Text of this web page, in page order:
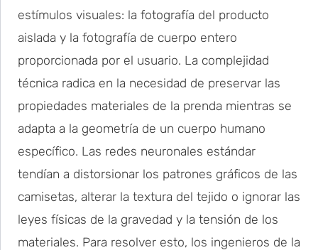
estímulos visuales: la fotografía del producto
aislada y la fotografía de cuerpo entero
proporcionada por el usuario. La complejidad
técnica radica en la necesidad de preservar las
propiedades materiales de la prenda mientras se
adapta a la geometría de un cuerpo humano
específico. Las redes neuronales estándar
tendían a distorsionar los patrones gráficos de las
camisetas, alterar la textura del tejido o ignorar las
leyes físicas de la gravedad y la tensión de los
materiales. Para resolver esto, los ingenieros de la